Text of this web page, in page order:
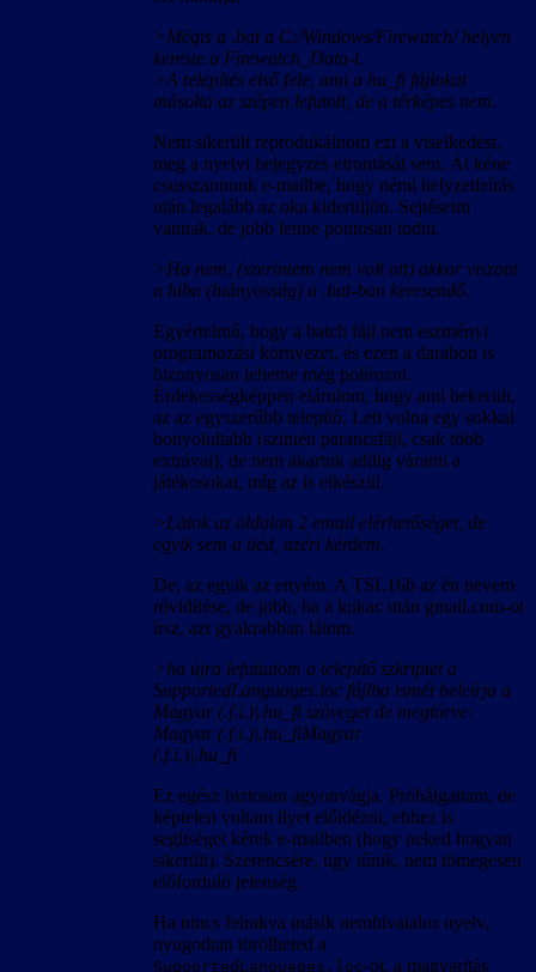
>Mégis a .bat a C:/Windows/Firewatch/ helyen
kereste a Firewatch_Data-t.
>A telepítés első fele, ami a hu_fi fájlokat
másolta az szépen lefutott, de a térképes nem.
Nem sikerült reprodukálnom ezt a viselkedést,
meg a nyelvi bejegyzés elrontását sem. Át kéne
csusszannunk e-mailbe, hogy némi helyzetleírás
után legalább az oka kiderüljön. Sejtéseim
vannak, de jobb lenne pontosan tudni.
>Ha nem, (szerintem nem volt ott) akkor viszont
a hiba (hiányosság) a .bat-ban keresendő.
Egyértelmű, hogy a batch fájl nem eszményi
programozási környezet, és ezen a darabon is
bizonyosan lehetne még polírozni.
Érdekességképpen elárulom, hogy ami bekerült,
az az egyszerűbb telepítő. Lett volna egy sokkal
bonyolultabb (szintén parancsfájl, csak több
extrával), de nem akartuk addig váratni a
játékosokat, míg az is elkészül.
>Látok az oldalon 2 email elérhetőséget, de
egyik sem a tiéd, azért kérdem.
De, az egyik az enyém. A TSL16b az én nevem
rövidítése, de jobb, ha a kukac után gmail.com-ot
írsz, azt gyakrabban látom.
>ha újra lefuttatom a telepítő szkriptet a
SupportedLanguages.loc fájlba ismét beleírja a
Magyar (.f.i.)|.hu_fi szöveget de megtörve:
Magyar (.f.i.)|.hu_fiMagyar
(.f.i.)|.hu_fi
Ez egész biztosan agyonvágja. Próbálgattam, de
képtelen voltam ilyet előidézni, ehhez is
segítséget kérek e-mailben (hogy neked hogyan
sikerült). Szerencsére, úgy tűnik, nem tömegesen
előforduló jelenség.
Ha nincs felrakva másik nemhivatalos nyelv,
nyugodtan törölheted a
SupportedLanguages.loc-ot, a magyarítás